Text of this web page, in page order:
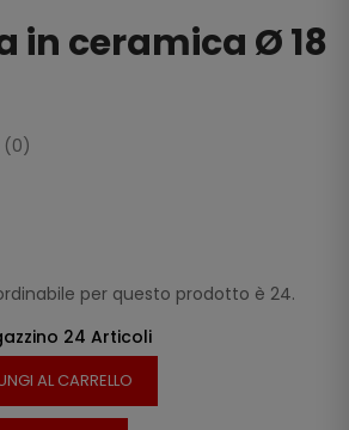
in ceramica Ø 18
0)
per questo prodotto è 24.
24 Articoli
AL CARRELLO